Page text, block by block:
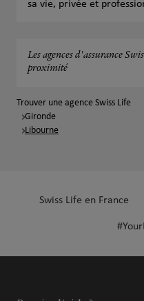
sa vie, privée et
Les agences d'assurance
proximité
Trouver une agence Swiss Life
Gironde
Libourne
Swiss Life en France